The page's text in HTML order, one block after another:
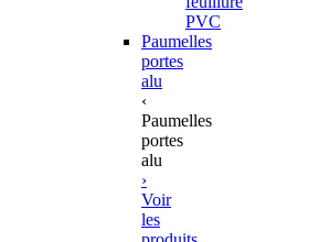
PVC
Paumelles
portes
alu
‹
Paumelles
portes
alu
›
Voir
les